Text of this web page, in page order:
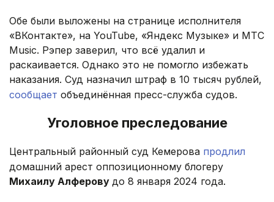
Обе были выложены на странице исполнителя
«ВКонтакте», на YouTube, «Яндекс Музыке» и МТС
Music. Рэпер заверил, что всё удалил и
раскаивается. Однако это не помогло избежать
наказания. Суд назначил штраф в 10 тысяч рублей,
сообщает объединённая пресс-служба судов.
Уголовное преследование
Центральный районный суд Кемерова продлил
домашний арест оппозиционному блогеру
Михаилу Алферову до 8 января 2024 года.